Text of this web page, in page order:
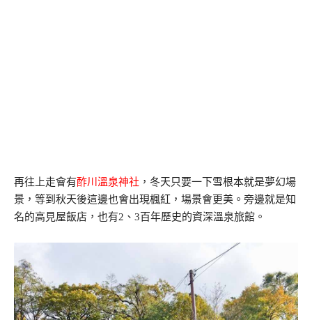
再往上走會有酢川溫泉神社 ，冬天只要一下雪根本就是夢幻場
景，等到秋天後這邊也會出現楓紅，場景會更美。旁邊就是知
名的高見屋飯店，也有2、3百年歷史的資深溫泉旅館。